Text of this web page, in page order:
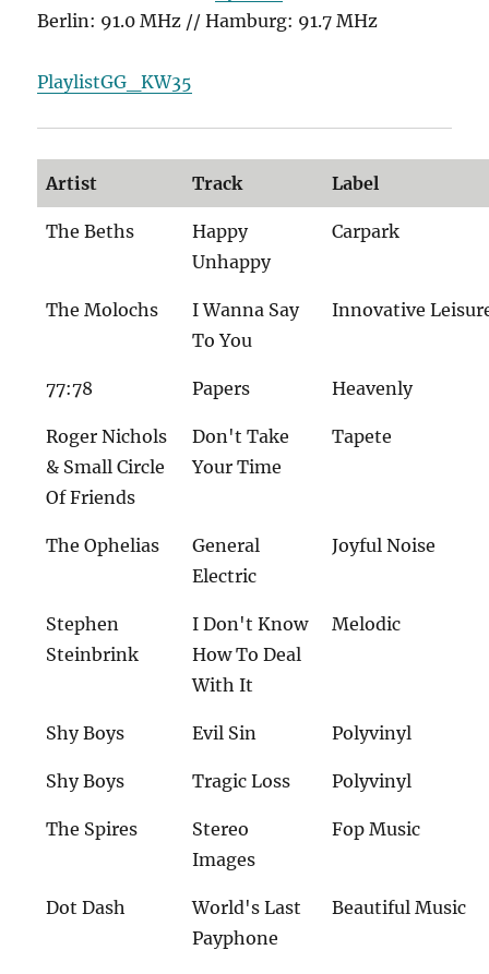
Berlin: 91.0 MHz // Hamburg: 91.7 MHz
PlaylistGG_KW35
Artist Track Label
The Beths
Happy
Unhappy
Carpark
The Molochs
I Wanna Say
To You
Innovative
77:78 Papers Heavenly
Roger Nichols
& Small Circle
Of Friends
Don't Take
Your Time
Tapete
The Ophelias
General
Electric
Joyful Noise
Stephen
Steinbrink
I Don't Know
How To Deal
With It
Melodic
Shy Boys Evil Sin Polyvinyl
Shy Boys Tragic Loss Polyvinyl
The Spires
Stereo
Images
Fop Music
Dot Dash
World's Last
Payphone
Beautiful Music